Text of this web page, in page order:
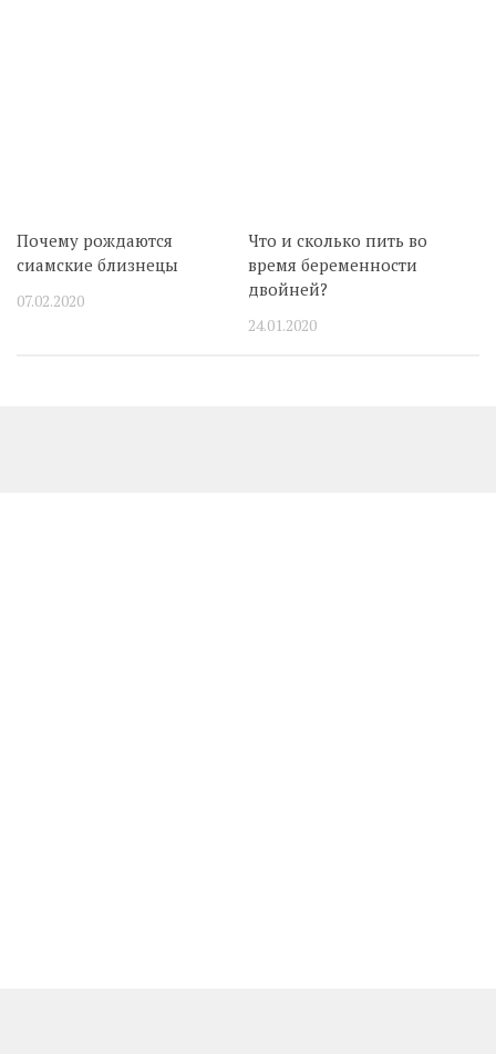
Почему рождаются
сиамские близнецы
07.02.2020
Что и сколько пить во
время беременности
двойней?
24.01.2020